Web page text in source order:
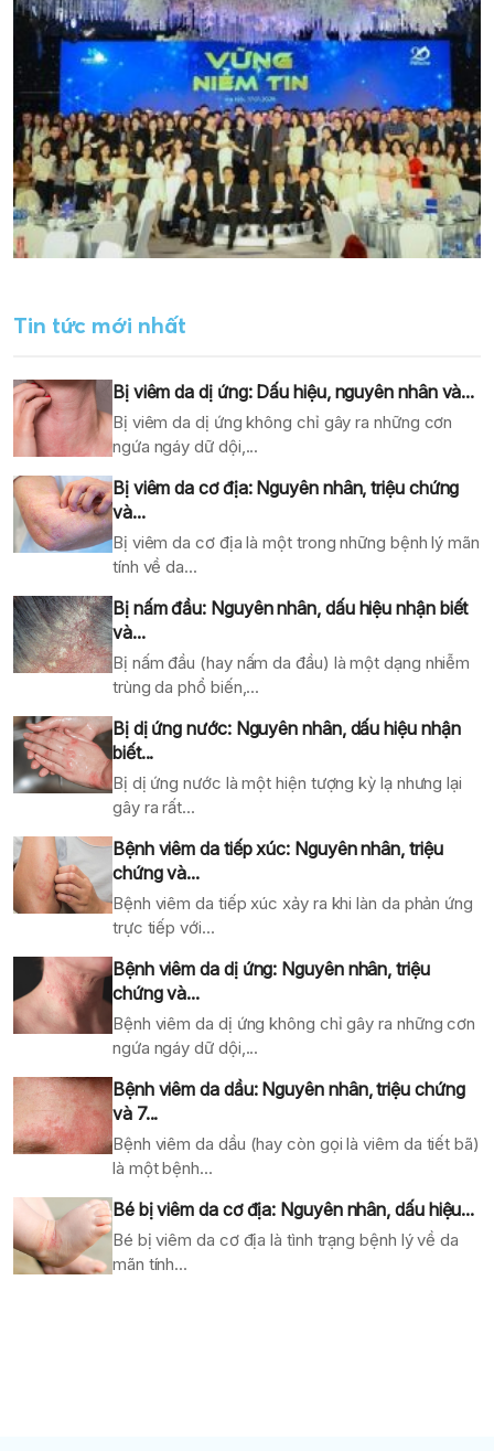
Tin tức mới nhất
Bị viêm da dị ứng: Dấu hiệu, nguyên nhân và...
Bị viêm da dị ứng không chỉ gây ra những cơn
ngứa ngáy dữ dội,...
Bị viêm da cơ địa: Nguyên nhân, triệu chứng
và...
Bị viêm da cơ địa là một trong những bệnh lý mãn
tính về da...
Bị nấm đầu: Nguyên nhân, dấu hiệu nhận biết
và...
Bị nấm đầu (hay nấm da đầu) là một dạng nhiễm
trùng da phổ biến,...
Bị dị ứng nước: Nguyên nhân, dấu hiệu nhận
biết...
Bị dị ứng nước là một hiện tượng kỳ lạ nhưng lại
gây ra rất...
Bệnh viêm da tiếp xúc: Nguyên nhân, triệu
chứng và...
Bệnh viêm da tiếp xúc xảy ra khi làn da phản ứng
trực tiếp với...
Bệnh viêm da dị ứng: Nguyên nhân, triệu
chứng và...
Bệnh viêm da dị ứng không chỉ gây ra những cơn
ngứa ngáy dữ dội,...
Bệnh viêm da dầu: Nguyên nhân, triệu chứng
và 7...
Bệnh viêm da dầu (hay còn gọi là viêm da tiết bã)
là một bệnh...
Bé bị viêm da cơ địa: Nguyên nhân, dấu hiệu...
Bé bị viêm da cơ địa là tình trạng bệnh lý về da
mãn tính...